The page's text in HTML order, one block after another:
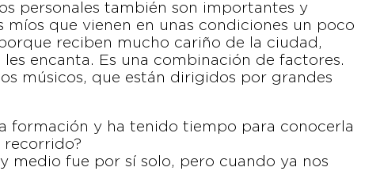
personales también son importantes y
míos que vienen en unas condiciones un poco
reciben mucho cariño de la ciudad,
encanta. Es una combinación de factores.
músicos, que están dirigidos por grandes
formación y ha tenido tiempo para conocerla
recorrido?
medio fue por sí solo, pero cuando ya nos